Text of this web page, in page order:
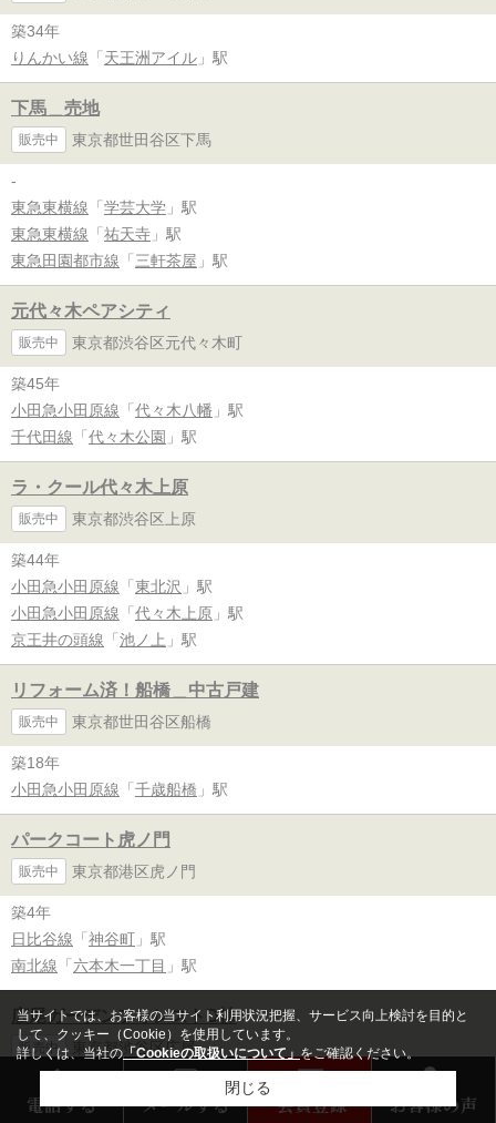
築34年
りんかい線 「 天王洲アイル 」駅
下馬＿売地
販売中 東京都世田谷区下馬
-
東急東横線 「 学芸大学 」駅
東急東横線 「 祐天寺 」駅
東急田園都市線 「 三軒茶屋 」駅
元代々木ペアシティ
販売中 東京都渋谷区元代々木町
築45年
小田急小田原線 「 代々木八幡 」駅
千代田線 「 代々木公園 」駅
ラ・クール代々木上原
販売中 東京都渋谷区上原
築44年
小田急小田原線 「 東北沢 」駅
小田急小田原線 「 代々木上原 」駅
京王井の頭線 「 池ノ上 」駅
リフォーム済！船橋＿中古戸建
販売中 東京都世田谷区船橋
築18年
小田急小田原線 「 千歳船橋 」駅
パークコート虎ノ門
販売中 東京都港区虎ノ門
築4年
日比谷線 「 神谷町 」駅
南北線 「 六本木一丁目 」駅
広尾ガーデンフォレストD棟
販売中 東京都渋谷区広尾
日比谷線 「広尾 」駅
電話する メールする 会員登録 お客様の声
当サイトでは、お客様の当サイト利用状況把握、サービス向上検討を目的と
して、クッキー（Cookie）を使用しています。
詳しくは、当社の「Cookieの取扱いについて」をご確認ください。
閉じる